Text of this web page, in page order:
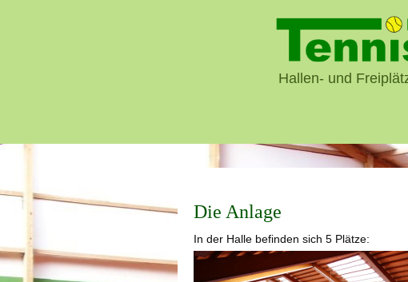
Hallen- und
Die Anlage
In der Halle befinden sich 5 Plätze: